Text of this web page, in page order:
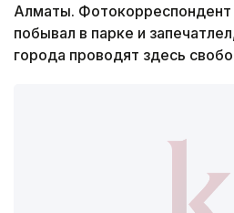
Алматы. Фотокорреспондент
побывал в парке и
города проводят здесь